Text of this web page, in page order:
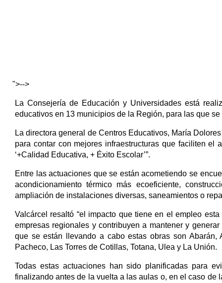
">-->
La Consejería de Educación y Universidades está
educativos en 13 municipios de la Región, para las que
La directora general de Centros Educativos, María
para contar con mejores infraestructuras que faciliten
‘+Calidad Educativa, + Éxito Escolar’”.
Entre las actuaciones que se están acometiendo se
acondicionamiento térmico más ecoeficiente,
ampliación de instalaciones diversas, saneamientos o
Valcárcel resaltó “el impacto que tiene en el empleo
empresas regionales y contribuyen a mantener y
que se están llevando a cabo estas obras son Abarán,
Pacheco, Las Torres de Cotillas, Totana, Ulea y La Unión.
Todas estas actuaciones han sido planificadas para
finalizando antes de la vuelta a las aulas o, en el caso